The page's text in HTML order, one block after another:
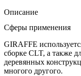
Описание
Сферы применения
GIRAFFE
сборке CLT, а также
деревянных
многого другого.